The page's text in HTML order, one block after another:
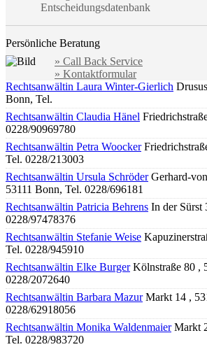
Entscheidungsdatenbank
Persönliche Beratung
» Call Back Service
» Kontaktformular
Rechtsanwältin Laura Winter-Gierlich
Bonn, Tel.
Rechtsanwältin Claudia Hänel
0228/90969780
Rechtsanwältin Petra Woocker
Tel. 0228/213003
Rechtsanwältin Ursula SchröderGerhard-
53111 Bonn, Tel. 0228/696181
Rechtsanwältin Patricia Behrens In der Sürst
0228/97478376
Rechtsanwältin Stefanie Weise
Tel. 0228/945910
Rechtsanwältin Elke BurgerKölnstraße 80 ,
0228/2072640
Rechtsanwältin Barbara MazurMarkt 14 ,
0228/62918056
Rechtsanwältin Monika WaldenmaierMarkt
Tel. 0228/983720